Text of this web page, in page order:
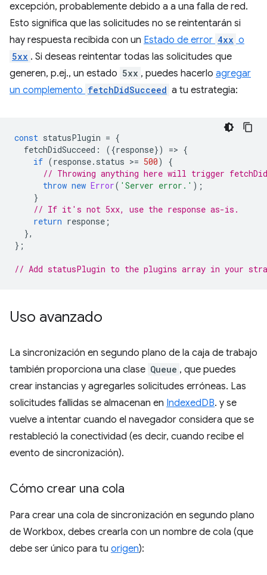
excepción, probablemente debido a a una falla de red.
Esto significa que las solicitudes no se reintentarán si
hay respuesta recibida con un Estado de error 4xx o
5xx . Si deseas reintentar todas las solicitudes que
generen, p.ej., un estado 5xx , puedes hacerlo agregar
un complemento fetchDidSucceed a tu estrategia:
const statusPlugin = {
fetchDidSucceed : ({response}) => {
if (response. status >= 500)
{
// Throwing anything here will trigger
throw new Error( 'Server error.' );
}
// If it's not 5xx, use the response as-is.
return response ;
},
};
// Add statusPlugin to the plugins array in your
Uso avanzado
La sincronización en segundo plano de la caja de trabajo
también proporciona una clase Queue , que puedes
crear instancias y agregarles solicitudes erróneas. Las
solicitudes fallidas se almacenan en IndexedDB. y se
vuelve a intentar cuando el navegador considera que se
restableció la conectividad (es decir, cuando recibe el
evento de sincronización).
Cómo crear una cola
Para crear una cola de sincronización en segundo plano
de Workbox, debes crearla con un nombre de cola (que
debe ser único para tu origen):